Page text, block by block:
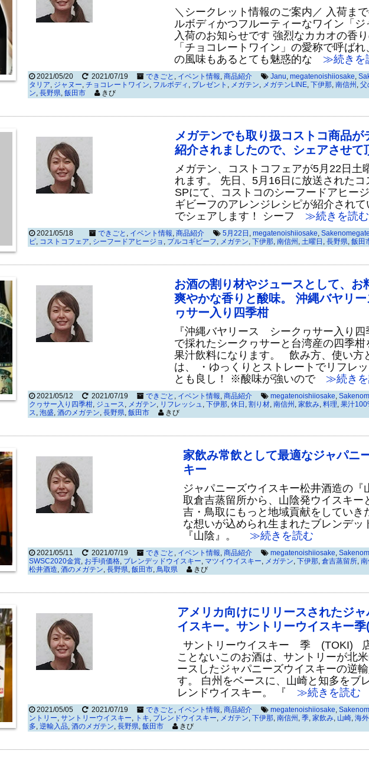
＼シークレット情報のご案内／ 入荷ま
ルボディかつフルーティーなワイン「ジ
入荷のお知らせです 強烈なカカオの香
「チョコレートワイン」の愛称で呼ば
の風味もあるとても魅惑的な ≫続きを
2021/05/20 2021/07/19 できごと , イベント情報, 商品紹介 Janu, megatenoishiiosake,
タリア, ジャヌー, チョコレートワイン, フルボディ , プレゼント , メガテン, メガテンLINE, 下伊那, 南信州 , 父
ン, 長野県, 飯田市 きび
メガテンでも取り扱コストコ商品が
紹介されましたので、シェアさせて
メガテン、コストコフェアが5月22日土
れます。 先日、5月16日に放送されたコ
SPにて、コストコのシーフードアヒー
ギビーフのアレンジレシピが紹介され
でシェアします！ シーフ
≫続きを読む
2021/05/18 できごと , イベント情報, 商品紹介 5月22日 , megatenoishiiosake,
ピ, コストコフェア, シーフードアヒージョ , プルコギビーフ, メガテン, 下伊那, 南信州 , 土曜日 , 長野県, 飯田
お酒の割り材やジュースとして、お
爽やかな香りと酸味。 沖縄バヤリ
ヮサー入り四季柑
『沖縄バヤリース シークヮサー入り四
で採れたシークヮサーと台湾産の四季柑
果汁飲料になります。 飲み方、使い方
は、 ・ゆっくりとストレートでリフレ
とも良し！ ※酸味が強いので≫続きを
2021/05/12 2021/07/19 できごと , イベント情報, 商品紹介 megatenoishiiosake,
クヮサー入り四季柑, ジュース, メガテン, リフレッシュ, 下伊那, 休日 , 割り材, 南信州 , 家飲み, 料理, 果汁
ス, 泡盛, 酒のメガテン, 長野県, 飯田市 きび
家飲み常飲として最適なジャパニ
キー
ジャパニーズウイスキー松井酒造の
取倉吉蒸留所から、山陰発ウイスキー
吉・鳥取にもっと地域貢献をしていき
な想いが込められ生まれたブレンデッ
『山陰』。
≫続きを読む
2021/05/11 2021/07/19 できごと , イベント情報, 商品紹介 megatenoishiiosake,
SWSC2020金賞, お手頃価格, ブレンデッドウイスキー, マツイウイスキー, メガテン, 下伊那, 倉吉蒸留所, 南
松井酒造, 酒のメガテン, 長野県, 飯田市, 鳥取県 きび
アメリカ向けにリリースされたジャ
イスキー。サントリーウイスキー
サントリーウイスキー 季 (TOKI)
ことないこのお酒は、サントリーが北
ースしたジャパニーズウイスキーの逆
す。 白州をベースに、山崎と知多をブ
レンドウイスキー。 『
≫続きを読む
2021/05/05 2021/07/19 できごと , イベント情報, 商品紹介 megatenoishiiosake,
ントリー, サントリーウイスキー, トキ, ブレンドウイスキー, メガテン, 下伊那, 南信州 , 季, 家飲み, 山崎, 海
多, 逆輸入品, 酒のメガテン, 長野県, 飯田市 きび